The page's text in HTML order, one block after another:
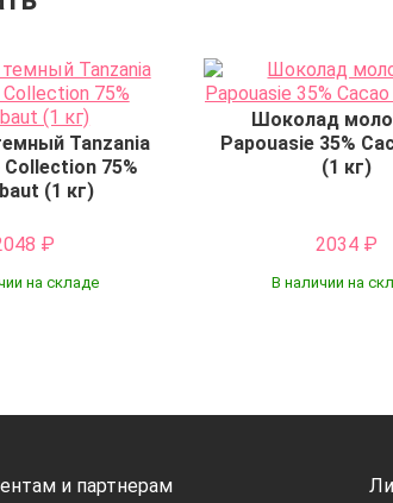
Tanzania
75%
(1 кг)
₽
на складе
Шоколад
Papouasie 35%
(1 кг)
2034 ₽
В наличии на
и партнерам